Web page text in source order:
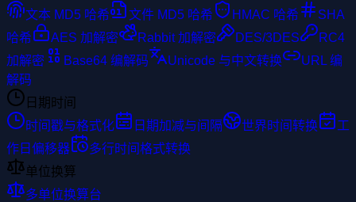
文本 MD5 哈希
文件 MD5 哈希 HMAC 哈希
SHA
哈希
AES 加解密 Rabbit 加解密 DES/3DES
RC4
加解密
Base64 编解码 Unicode 与中文转换
URL 编
解码
日期时间
时间戳与格式化
日期加减与间隔 世界时间转换
工
作日偏移器
多行时间格式转换
单位换算
多单位换算台